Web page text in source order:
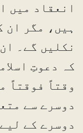
انعقاد میں
ہیں، مگر ان
نکلیں گے۔
کہ دعوتِ
وقتاً فوقتاً
دوسرے سے
دوسرے کے